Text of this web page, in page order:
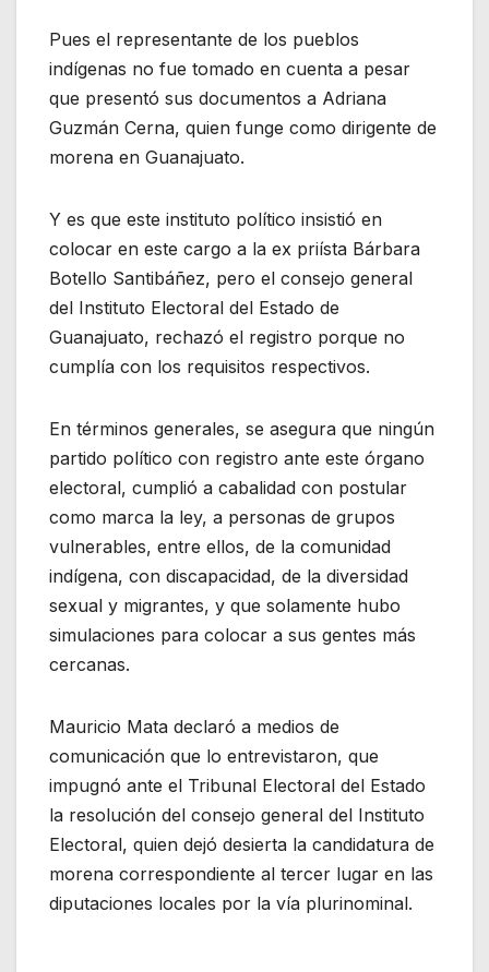
Pues el representante de los pueblos
indígenas no fue tomado en cuenta a pesar
que presentó sus documentos a Adriana
Guzmán Cerna, quien funge como dirigente de
morena en Guanajuato.
Y es que este instituto político insistió en
colocar en este cargo a la ex priísta Bárbara
Botello Santibáñez, pero el consejo general
del Instituto Electoral del Estado de
Guanajuato, rechazó el registro porque no
cumplía con los requisitos respectivos.
En términos generales, se asegura que ningún
partido político con registro ante este órgano
electoral, cumplió a cabalidad con postular
como marca la ley, a personas de grupos
vulnerables, entre ellos, de la comunidad
indígena, con discapacidad, de la diversidad
sexual y migrantes, y que solamente hubo
simulaciones para colocar a sus gentes más
cercanas.
Mauricio Mata declaró a medios de
comunicación que lo entrevistaron, que
impugnó ante el Tribunal Electoral del Estado
la resolución del consejo general del Instituto
Electoral, quien dejó desierta la candidatura de
morena correspondiente al tercer lugar en las
diputaciones locales por la vía plurinominal.